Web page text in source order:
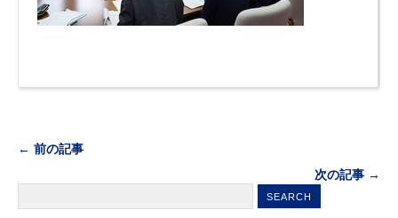
← 前の記事
次の記事 →